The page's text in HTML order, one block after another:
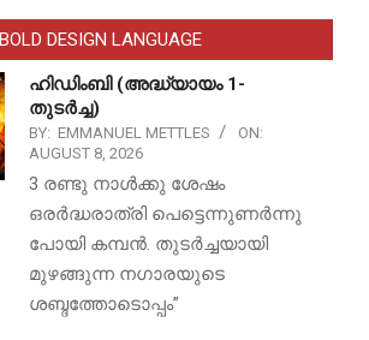
BOLD DESIGN LANGUAGE
ഹിഡിംബി (അദ്ധ്യായം 1-
തുടർച്ച)
BY: EMMANUEL METTLES
ON:
AUGUST 8, 2026
3 രണ്ടു നാൾക്കു ശേഷം
ഒരർദ്ധരാത്രി പെട്ടെന്നുണർന്നു
പോയി കമ്പൻ. തുടർച്ചയായി
മുഴങ്ങുന്ന നഗാരയുടെ
ശബ്ദത്തോടൊപ്പം”